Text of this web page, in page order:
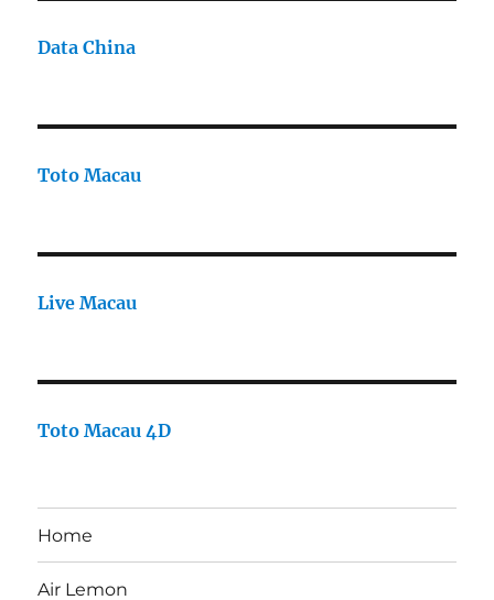
Data China
Toto Macau
Live Macau
Toto Macau 4D
Home
Air Lemon